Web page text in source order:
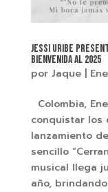
Jessi Uribe
bienvenida al 2025
por Jaque|
Colombia,
conquistar los
lanzamiento
sencillo
musical llega
año,